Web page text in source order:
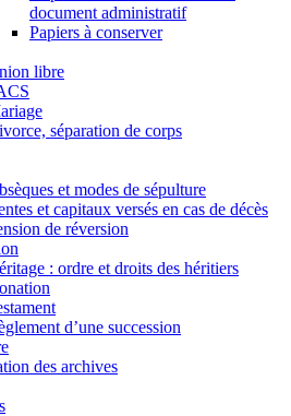
document administratif
Papiers à conserver
libre
séparation de corps
et modes de sépulture
et capitaux versés en cas de décès
de réversion
: ordre et droits des héritiers
d’une succession
des archives